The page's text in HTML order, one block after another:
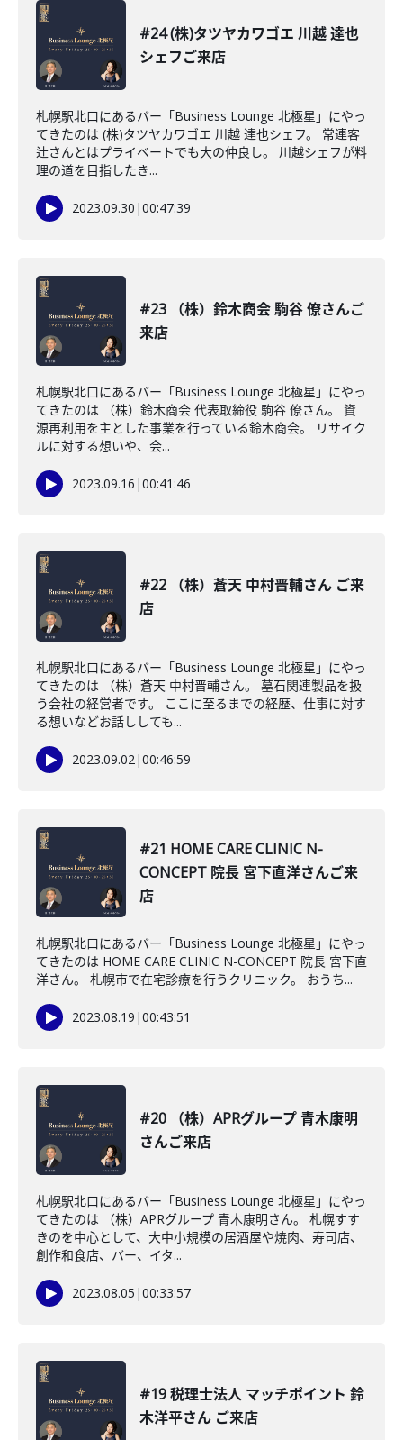
#24 (株)タツヤカワゴエ 川越 達也
シェフご来店
札幌駅北口にあるバー「Business Lounge 北極星」にやっ
てきたのは (株)タツヤカワゴエ 川越 達也シェフ。 常連客
辻さんとはプライベートでも大の仲良し。 川越シェフが料
理の道を目指したき...
2023.09.30 |00:47:39
#23 （株）鈴木商会 駒谷 僚さんご
来店
札幌駅北口にあるバー「Business Lounge 北極星」にやっ
てきたのは （株）鈴木商会 代表取締役 駒谷 僚さん。 資
源再利用を主とした事業を行っている鈴木商会。 リサイク
ルに対する想いや、会...
2023.09.16 |00:41:46
#22 （株）蒼天 中村晋輔さん ご来
店
札幌駅北口にあるバー「Business Lounge 北極星」にやっ
てきたのは （株）蒼天 中村晋輔さん。 墓石関連製品を扱
う会社の経営者です。 ここに至るまでの経歴、仕事に対す
る想いなどお話ししても...
2023.09.02|00:46:59
#21 HOME CARE CLINIC N-
CONCEPT 院長 宮下直洋さんご来
店
札幌駅北口にあるバー「Business Lounge 北極星」にやっ
てきたのは HOME CARE CLINIC N-CONCEPT 院長 宮下直
洋さん。 札幌市で在宅診療を行うクリニック。 おうち...
2023.08.19 |00:43:51
#20 （株）APRグループ 青木康明
さんご来店
札幌駅北口にあるバー「Business Lounge 北極星」にやっ
てきたのは （株）APRグループ 青木康明さん。 札幌すす
きのを中心として、大中小規模の居酒屋や焼肉、寿司店、
創作和食店、バー、イタ...
2023.08.05 |00:33:57
#19 税理士法人 マッチポイント 鈴
木洋平さん ご来店